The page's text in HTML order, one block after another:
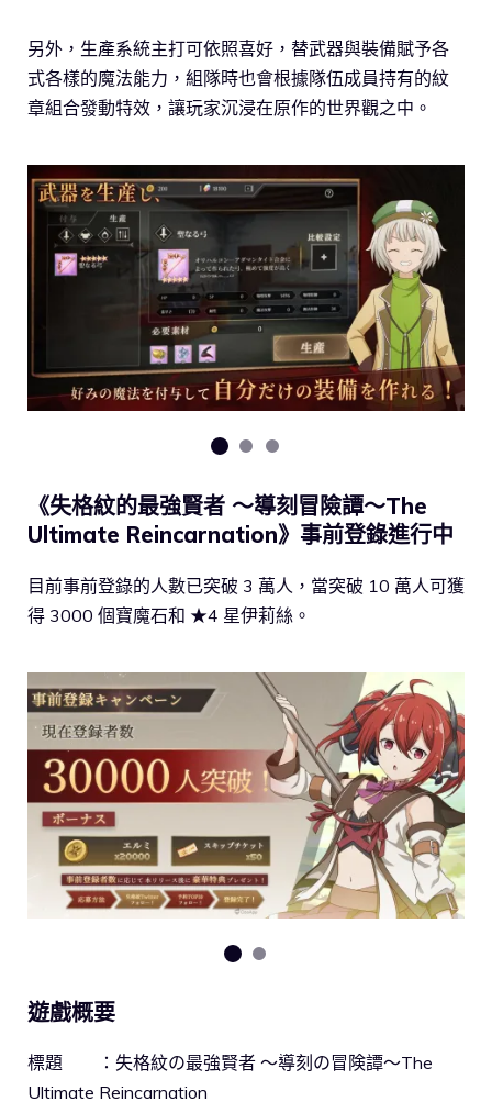
另外，生產系統主打可依照喜好，替武器與裝備賦予各
式各樣的魔法能力，組隊時也會根據隊伍成員持有的紋
章組合發動特效，讓玩家沉浸在原作的世界觀之中。
《失格紋的最強賢者 ～導刻冒險譚～The
Ultimate Reincarnation》事前登錄進行中
目前事前登錄的人數已突破 3 萬人，當突破 10 萬人可獲
得 3000 個寶魔石和 ★4 星伊莉絲。
遊戲概要
標題 ：失格紋の最強賢者 ～導刻の冒険譚～The
Ultimate Reincarnation